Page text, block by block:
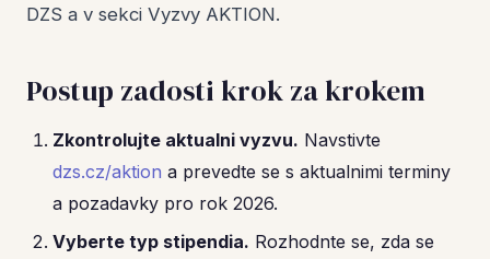
DZS a v sekci Vyzvy AKTION.
Postup zadosti krok za krokem
Zkontrolujte aktualni vyzvu. Navstivte
dzs.cz/aktion a prevedte se s aktualnimi terminy
a pozadavky pro rok 2026.
Vyberte typ stipendia. Rozhodnte se, zda se